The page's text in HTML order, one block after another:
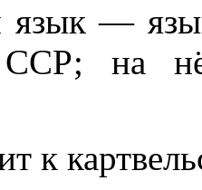
язык —
ССР; на
к